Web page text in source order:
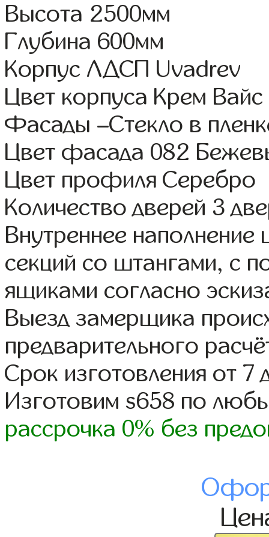
Высота 2500мм
Глубина 600мм
Корпус ЛДСП Uvadrev
Цвет корпуса Крем Вайс
Фасады –Стекло в
Цвет фасада 082
Цвет профиля Серебро
Количество дверей 3
Внутреннее
секций со штангами, с
ящиками согласно
Выезд замерщика
предварительного
Срок изготовления от 7
Изготовим s658 по
рассрочка 0% без